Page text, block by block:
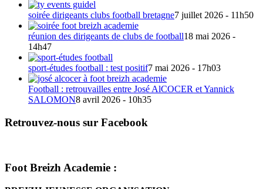
soirée dirigeants clubs football bretagne7 juillet 2026 - 11h50
réunion des dirigeants de clubs de football18 mai 2026 -
14h47
sport-études football : test positif7 mai 2026 - 17h03
Football : retrouvailles entre José AlCOCER et Yannick
SALOMON8 avril 2026 - 10h35
Retrouvez-nous sur Facebook
Foot Breizh Academie :